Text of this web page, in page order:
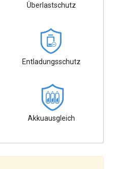
Überlastschutz
Entladungsschutz
Akkuausgleich